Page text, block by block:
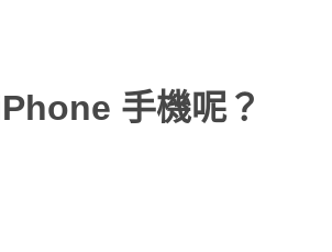
手機呢？